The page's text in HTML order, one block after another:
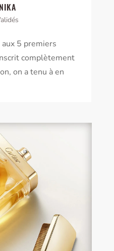
5 premiers
complètement
on a tenu à en